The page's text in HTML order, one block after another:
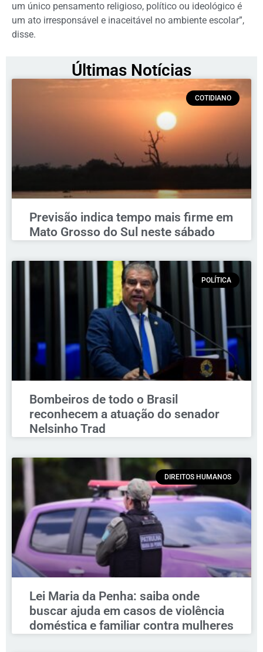
um único pensamento religioso, político ou ideológico é
um ato irresponsável e inaceitável no ambiente escolar”,
disse.
Últimas Notícias
COTIDIANO
Previsão indica tempo mais firme em
Mato Grosso do Sul neste sábado
POLÍTICA
Bombeiros de todo o Brasil
reconhecem a atuação do senador
Nelsinho Trad
DIREITOS HUMANOS
Lei Maria da Penha: saiba onde
buscar ajuda em casos de violência
doméstica e familiar contra mulheres